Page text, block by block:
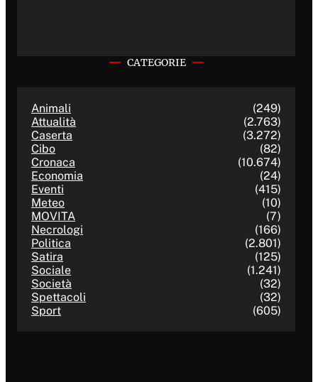
CATEGORIE
Animali
(249)
Attualità
(2.763)
Caserta
(3.272)
Cibo
(82)
Cronaca
(10.674)
Economia
(24)
Eventi
(415)
Meteo
(10)
MOVITA
(7)
Necrologi
(166)
Politica
(2.801)
Satira
(125)
Sociale
(1.241)
Società
(32)
Spettacoli
(32)
Sport
(605)